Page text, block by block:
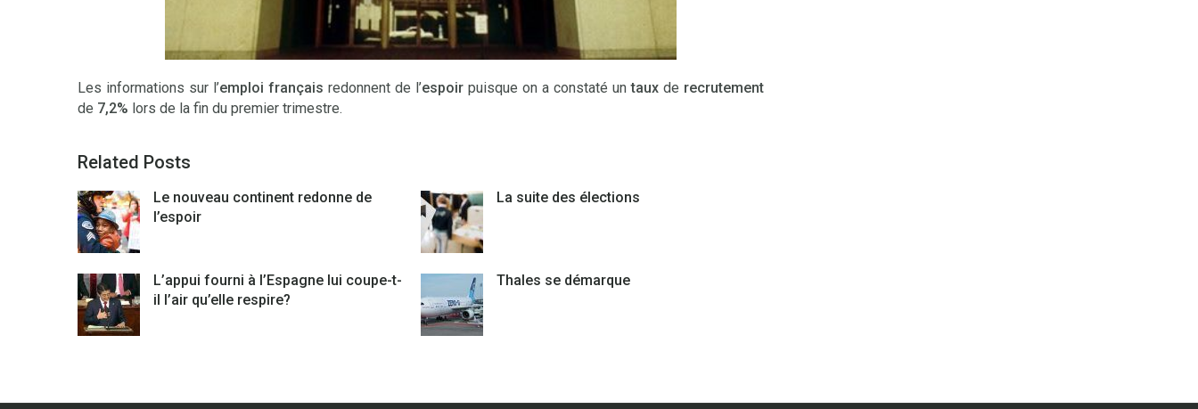
Les informations sur l’emploi français redonnent de l’espoir puisque on a constaté un taux de recrutement
de 7,2% lors de la fin du premier trimestre.
Related Posts
Le nouveau continent redonne de
l’espoir
La suite des élections
L’appui fourni à l’Espagne lui coupe-t-
il l’air qu’elle respire?
Thales se démarque